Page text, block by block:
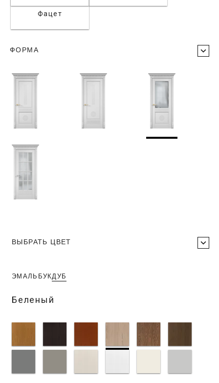
Фацет
ФОРМА
ВЫБРАТЬ ЦВЕТ
ЭМАЛЬ БУКДУБ
Беленый